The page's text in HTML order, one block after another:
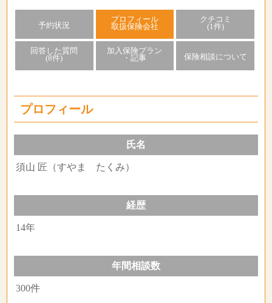
予約状況
プロフィール
取扱保険会社
クチコミ
(1件)
回答した質問
(8件)
加入保険プラン
・記事
保険相談について
プロフィール
氏名
須山 匠（すやま たくみ）
経歴
14年
年間相談数
300件